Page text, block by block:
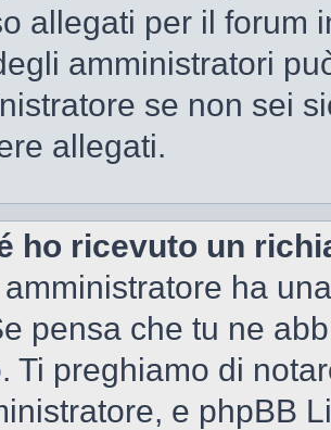
allegati per il forum
amministratori
se non sei
allegati.
ho ricevuto un
ha
pensa che tu ne
Ti preghiamo di
e phpBB